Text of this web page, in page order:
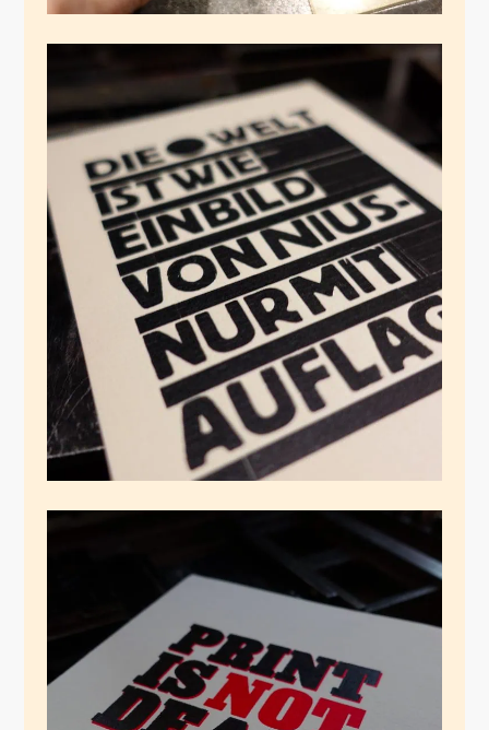
Unterklebte
Typographie
Dezember 28, 2024
End of Print